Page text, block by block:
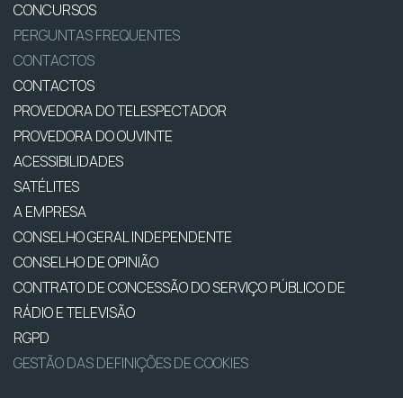
CONCURSOS
PERGUNTAS FREQUENTES
CONTACTOS
CONTACTOS
PROVEDORA DO TELESPECTADOR
PROVEDORA DO OUVINTE
ACESSIBILIDADES
SATÉLITES
A EMPRESA
CONSELHO GERAL INDEPENDENTE
CONSELHO DE OPINIÃO
CONTRATO DE CONCESSÃO DO SERVIÇO PÚBLICO DE
RÁDIO E TELEVISÃO
RGPD
GESTÃO DAS DEFINIÇÕES DE COOKIES